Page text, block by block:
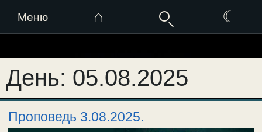
Меню ⌂ ☾
к
содержимому
День: 05.08.2025
Проповедь 3.08.2025.